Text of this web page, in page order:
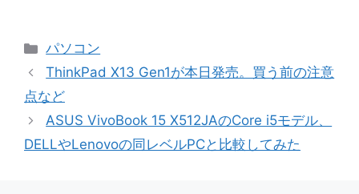
カ
テ
リ
ー
パソコン
ThinkPad X13 Gen1が本日発売。買う前の注意
点など
ASUS VivoBook 15 X512JAのCore i5モデル、
DELLやLenovoの同レベルPCと比較してみた